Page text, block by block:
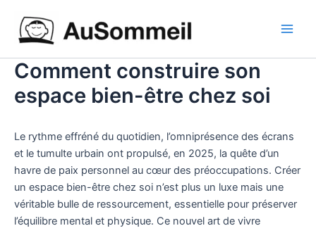
contenu
Comment construire son
espace bien-être chez soi
Le rythme effréné du quotidien, l’omniprésence des écrans
et le tumulte urbain ont propulsé, en 2025, la quête d’un
havre de paix personnel au cœur des préoccupations. Créer
un espace bien-être chez soi n’est plus un luxe mais une
véritable bulle de ressourcement, essentielle pour préserver
l’équilibre mental et physique. Ce nouvel art de vivre